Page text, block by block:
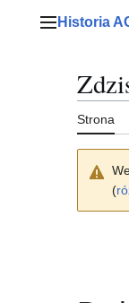
Menu główne
Historia
Strona
(